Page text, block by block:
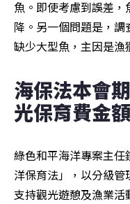
魚。即使考慮到誤差
降。另一個問題是，
缺少大型魚，主因是漁
海保法本會
光保育費金額
綠色和平海洋專案主
洋保育法」，以分級管
支持觀光遊憩及漁業活